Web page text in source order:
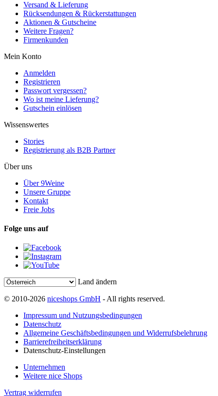
Versand & Lieferung
Rücksendungen & Rückerstattungen
Aktionen & Gutscheine
Weitere Fragen?
Firmenkunden
Mein Konto
Anmelden
Registrieren
Passwort vergessen?
Wo ist meine Lieferung?
Gutschein einlösen
Wissenswertes
Stories
Registrierung als B2B Partner
Über uns
Über 9Weine
Unsere Gruppe
Kontakt
Freie Jobs
Folge uns auf
Land ändern
© 2010-2026 niceshops GmbH - All rights reserved.
Impressum und Nutzungsbedingungen
Datenschutz
Allgemeine Geschäftsbedingungen und Widerrufsbelehrung
Barrierefreiheitserklärung
Datenschutz-Einstellungen
Unternehmen
Weitere nice Shops
Vertrag widerrufen